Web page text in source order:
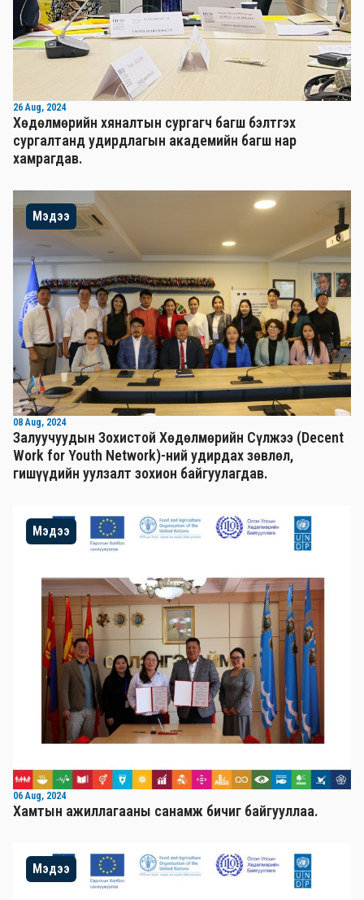
26 Aug, 2024
Хөдөлмөрийн хяналтын сургагч багш бэлтгэх
сургалтанд удирдлагын академийн багш нар
хамрагдав.
Мэдээ
08 Aug, 2024
Залуучуудын Зохистой Хөдөлмөрийн Сүлжээ (Decent
Work for Youth Network)-ний удирдах зөвлөл,
гишүүдийн уулзалт зохион байгуулагдав.
Мэдээ
06 Aug, 2024
Хамтын ажиллагааны санамж бичиг байгууллаа.
Мэдээ